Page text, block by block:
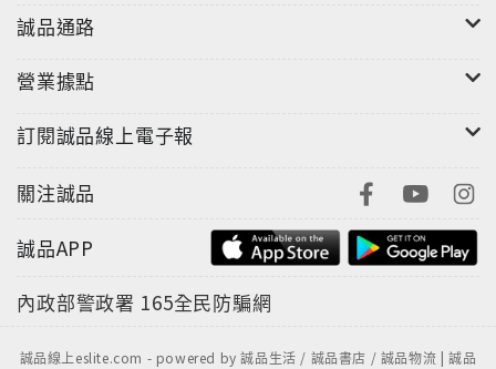
誠品通路
營業據點
訂閱誠品線上電子報
關注誠品
誠品APP
內政部警政署 165全民防騙網
誠品線上eslite.com - powered by 誠品生活 / 誠品書店 / 誠品物流 | 誠品